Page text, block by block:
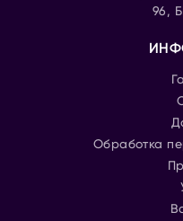
96,
Обработка